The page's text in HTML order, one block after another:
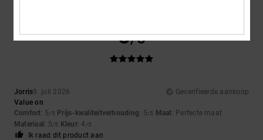
5/5
Jorris9. juli 2026
Geverifieerde aankoop
Value on
Comfort: 5/5 Prijs-kwaliteitverhouding: 5/5 Maat: Perfecte maat
Materiaal: 5/5 Kleur: 4 /5
Ik raad dit product aan